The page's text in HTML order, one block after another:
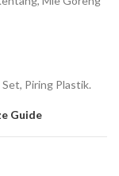
Piring Plastik.
Guide